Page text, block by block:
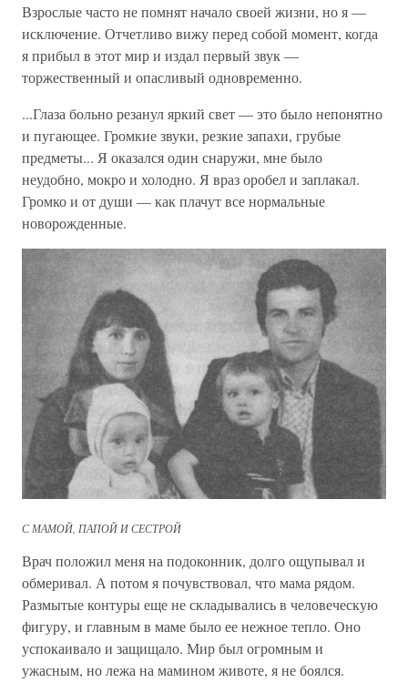
Взрослые часто не помнят начало своей жизни, но я —
исключение. Отчетливо вижу перед собой момент, когда
я прибыл в этот мир и издал первый звук —
торжественный и опасливый одновременно.
...Глаза больно резанул яркий свет — это было непонятно
и пугающее. Громкие звуки, резкие запахи, грубые
предметы... Я оказался один снаружи, мне было
неудобно, мокро и холодно. Я враз оробел и заплакал.
Громко и от души — как плачут все нормальные
новорожденные.
С МАМОЙ, ПАПОЙ И СЕСТРОЙ
Врач положил меня на подоконник, долго ощупывал и
обмеривал. А потом я почувствовал, что мама рядом.
Размытые контуры еще не складывались в человеческую
фигуру, и главным в маме было ее нежное тепло. Оно
успокаивало и защищало. Мир был огромным и
ужасным, но лежа на мамином животе, я не боялся.